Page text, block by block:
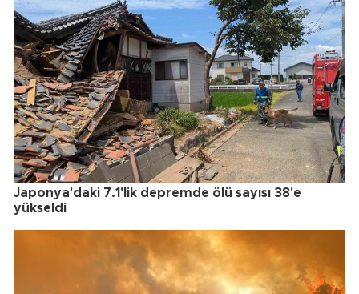
Japonya'daki 7.1'lik depremde ölü sayısı 38'e
yükseldi